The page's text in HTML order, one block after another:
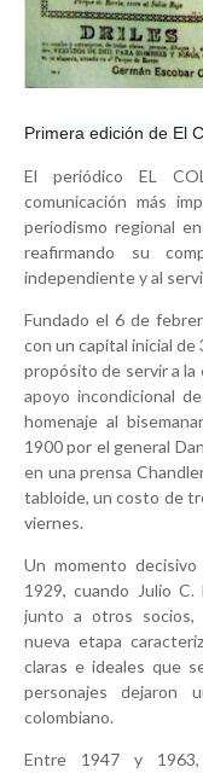
Primera edición de El
El periódico EL
comunicación más
periodismo regional
reafirmando su
independiente y al
Fundado el 6 de
con un capital inicial de
propósito de servir a la
apoyo incondicional
homenaje al
1900 por el general
en una prensa
tabloide, un costo de
viernes.
Un momento
1929, cuando Julio C.
junto a otros socios,
nueva etapa
claras e ideales que
personajes dejaron
colombiano.
Entre 1947 y 1963